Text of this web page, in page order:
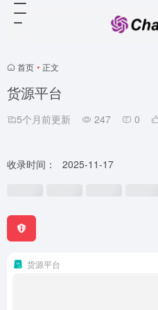
首页 • 正文
货源平台
5个月前更新 247 0
收录时间： 2025-11-17
货源平台